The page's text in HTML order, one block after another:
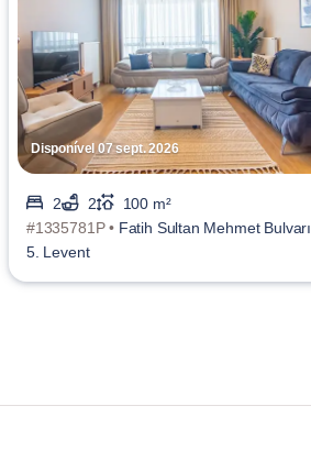
Disponível 07 sept. 2026
2 2
100 m²
#1335781P • Fatih Sultan Mehmet Bulvarı,
5. Levent